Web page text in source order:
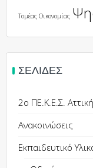
Τομέας Οικονομίας
ΣΕΛΊΔΕΣ
2ο ΠΕ.Κ.Ε.Σ.
Ανακοινώσεις
Εκπαιδευτικό